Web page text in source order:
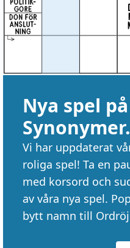
Nya spel på
Vi har uppdaterat
roliga spel! Ta en
med korsord och
av våra nya spel.
bytt namn till